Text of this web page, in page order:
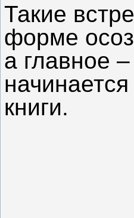
Такие
форме
а главное
книги.